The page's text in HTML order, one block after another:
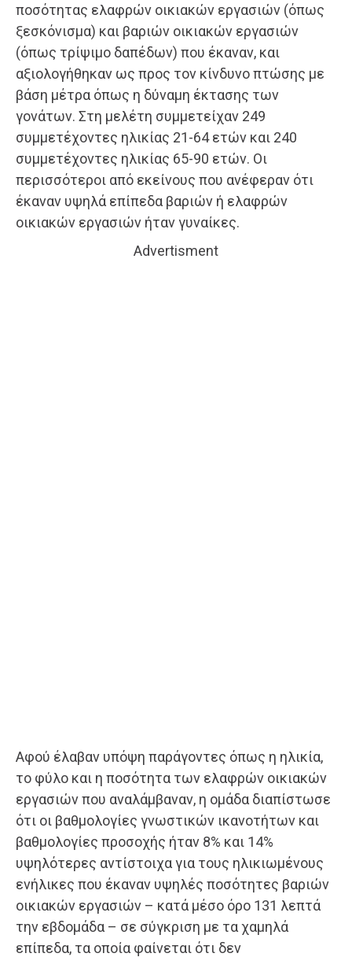
ποσότητας ελαφρών οικιακών εργασιών (όπως
ξεσκόνισμα) και βαριών οικιακών εργασιών
(όπως τρίψιμο δαπέδων) που έκαναν, και
αξιολογήθηκαν ως προς τον κίνδυνο πτώσης με
βάση μέτρα όπως η δύναμη έκτασης των
γονάτων. Στη μελέτη συμμετείχαν 249
συμμετέχοντες ηλικίας 21-64 ετών και 240
συμμετέχοντες ηλικίας 65-90 ετών. Οι
περισσότεροι από εκείνους που ανέφεραν ότι
έκαναν υψηλά επίπεδα βαριών ή ελαφρών
οικιακών εργασιών ήταν γυναίκες.
Advertisment
Αφού έλαβαν υπόψη παράγοντες όπως η ηλικία,
το φύλο και η ποσότητα των ελαφρών οικιακών
εργασιών που αναλάμβαναν, η ομάδα διαπίστωσε
ότι οι βαθμολογίες γνωστικών ικανοτήτων και
βαθμολογίες προσοχής ήταν 8% και 14%
υψηλότερες αντίστοιχα για τους ηλικιωμένους
ενήλικες που έκαναν υψηλές ποσότητες βαριών
οικιακών εργασιών – κατά μέσο όρο 131 λεπτά
την εβδομάδα – σε σύγκριση με τα χαμηλά
επίπεδα, τα οποία φαίνεται ότι δεν